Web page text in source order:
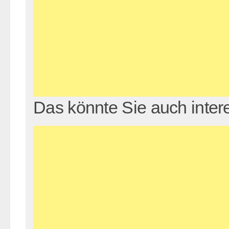
Das könnte Sie auch